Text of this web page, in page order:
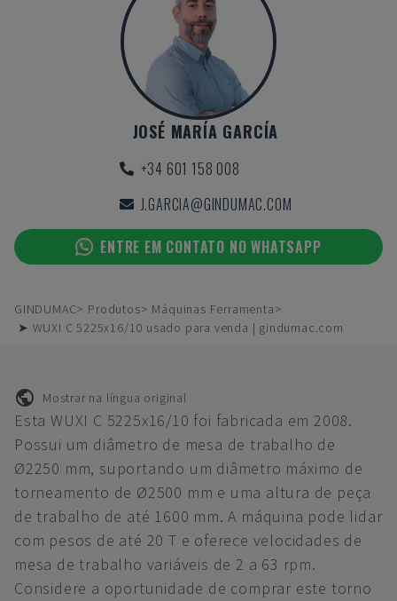
JOSÉ MARÍA GARCÍA
+34 601 158 008
J.GARCIA@GINDUMAC.COM
ENTRE EM CONTATO NO WHATSAPP
GINDUMAC Produtos
Máquinas Ferramenta
➤ WUXI C 5225x16/10 usado para venda | gindumac.com
Mostrar na língua original
Esta WUXI C 5225x16/10 foi fabricada em 2008.
Possui um diâmetro de mesa de trabalho de
Ø2250 mm, suportando um diâmetro máximo de
torneamento de Ø2500 mm e uma altura de peça
de trabalho de até 1600 mm. A máquina pode lidar
com pesos de até 20 T e oferece velocidades de
mesa de trabalho variáveis de 2 a 63 rpm.
Considere a oportunidade de comprar este torno